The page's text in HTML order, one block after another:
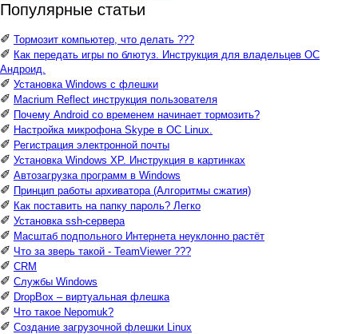
Популярные статьи
✐ Тормозит компьютер, что делать ???
✐ Как передать игры по блютуз. Инструкция для владельцев ОС
Андроид.
✐ Установка Windows с флешки
✐ Macrium Reflect инструкция пользователя
✐ Почему Android со временем начинает тормозить?
✐ Настройка микрофона Skype в ОС Linux.
✐ Регистрация электронной почты
✐ Установка Windows XP. Инструкция в картинках
✐ Автозагрузка программ в Windows
✐ Принцип работы архиватора (Алгоритмы сжатия)
✐ Как поставить на папку пароль? Легко
✐ Установка ssh-сервера
✐ Масштаб подпольного Интернета неуклонно растёт
✐ Что за зверь такой - TeamViewer ???
✐ CRM
✐ Службы Windows
✐ DropBox – виртуальная флешка
✐ Что такое Nepomuk?
✐ Создание загрузочной флешки Linux